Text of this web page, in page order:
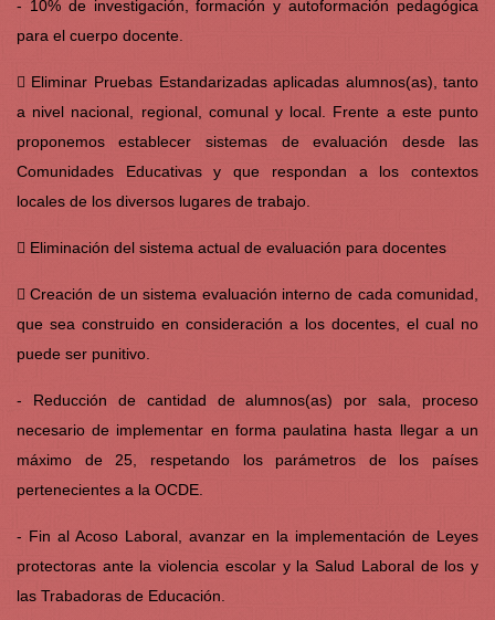
- 10% de investigación, formación y autoformación pedagógica
para el cuerpo docente.
 Eliminar Pruebas Estandarizadas aplicadas alumnos(as), tanto
a nivel nacional, regional, comunal y local. Frente a este punto
proponemos establecer sistemas de evaluación desde las
Comunidades Educativas y que respondan a los contextos
locales de los diversos lugares de trabajo.
 Eliminación del sistema actual de evaluación para docentes
 Creación de un sistema evaluación interno de cada comunidad,
que sea construido en consideración a los docentes, el cual no
puede ser punitivo.
- Reducción de cantidad de alumnos(as) por sala, proceso
necesario de implementar en forma paulatina hasta llegar a un
máximo de 25, respetando los parámetros de los países
pertenecientes a la OCDE.
- Fin al Acoso Laboral, avanzar en la implementación de Leyes
protectoras ante la violencia escolar y la Salud Laboral de los y
las Trabadoras de Educación.